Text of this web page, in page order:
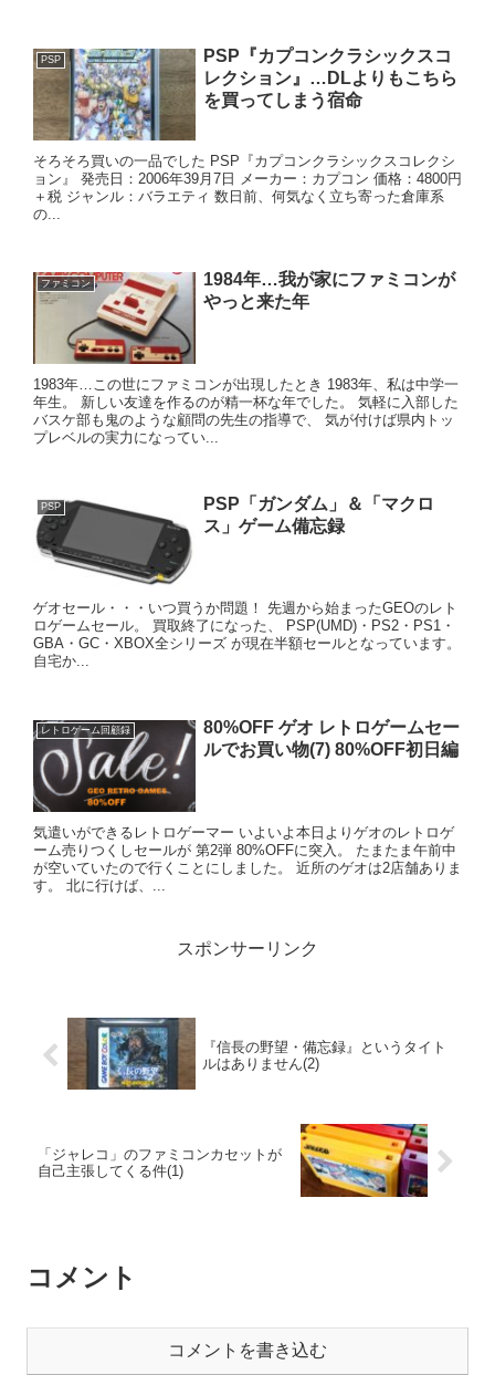
PSP
PSP『カプコンクラシックスコ
レクション』…DLよりもこちら
を買ってしまう宿命
そろそろ買いの一品でした PSP『カプコンクラシックスコレクシ
ョン』 発売日：2006年39月7日 メーカー：カプコン 価格：4800円
＋税 ジャンル：バラエティ 数日前、何気なく立ち寄った倉庫系
の...
ファミコン
1984年…我が家にファミコンが
やっと来た年
1983年…この世にファミコンが出現したとき 1983年、私は中学一
年生。 新しい友達を作るのが精一杯な年でした。 気軽に入部した
バスケ部も鬼のような顧問の先生の指導で、 気が付けば県内トッ
プレベルの実力になってい...
PSP
PSP「ガンダム」＆「マクロ
ス」ゲーム備忘録
ゲオセール・・・いつ買うか問題！ 先週から始まったGEOのレト
ロゲームセール。 買取終了になった、 PSP(UMD)・PS2・PS1・
GBA・GC・XBOX全シリーズ が現在半額セールとなっています。
自宅か...
レトロゲーム回顧録
80%OFF ゲオ レトロゲームセー
ルでお買い物(7) 80%OFF初日編
気遣いができるレトロゲーマー いよいよ本日よりゲオのレトロゲ
ーム売りつくしセールが 第2弾 80%OFFに突入。 たまたま午前中
が空いていたので行くことにしました。 近所のゲオは2店舗ありま
す。 北に行けば、...
スポンサーリンク
『信長の野望・備忘録』というタイト
ルはありません(2)
「ジャレコ」のファミコンカセットが
自己主張してくる件(1)
コメント
コメントを書き込む